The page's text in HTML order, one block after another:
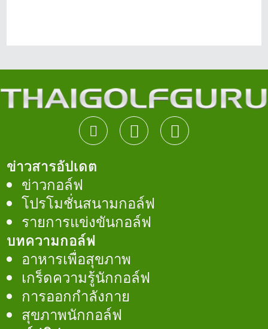
ข่าวสารอัปเดต
ข่าวกอล์ฟ
โปรโมชั่นสนามกอล์ฟ
รายการแข่งขันกอล์ฟ
บทความกอล์ฟ
อาหารเพื่อสุขภาพ
เกร็ดความรู้นักกอล์ฟ
การออกกำลังกาย
สุขภาพนักกอล์ฟ